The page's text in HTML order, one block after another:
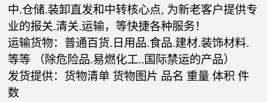
中.仓储.装卸直发和中转核心点, 为新老客户提供专
业的报关.清关.运输，等快捷各种服务！
运输货物：普通百货.日用品.食品.建材.装饰材料.
等等 （除危险品.易燃化工..国际禁运的产品）
发货提供：货物清单 货物图片 品名 重量 体积 件
数